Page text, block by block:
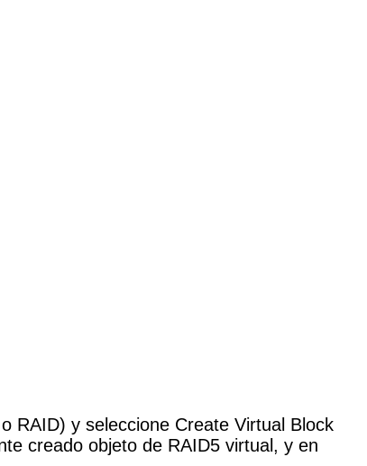
RAID) y seleccione Create Virtual Block
creado objeto de RAID5 virtual, y en